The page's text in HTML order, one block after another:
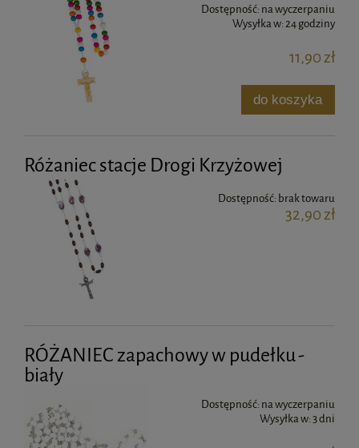
Dostępność: na wyczerpaniu
Wysyłka w:24 godziny
11,90 zł
do koszyka
Różaniec stacje Drogi Krzyżowej
Dostępność: brak towaru
32,90 zł
RÓŻANIEC zapachowy w pudełku -
biały
Dostępność: na wyczerpaniu
Wysyłka w:3 dni